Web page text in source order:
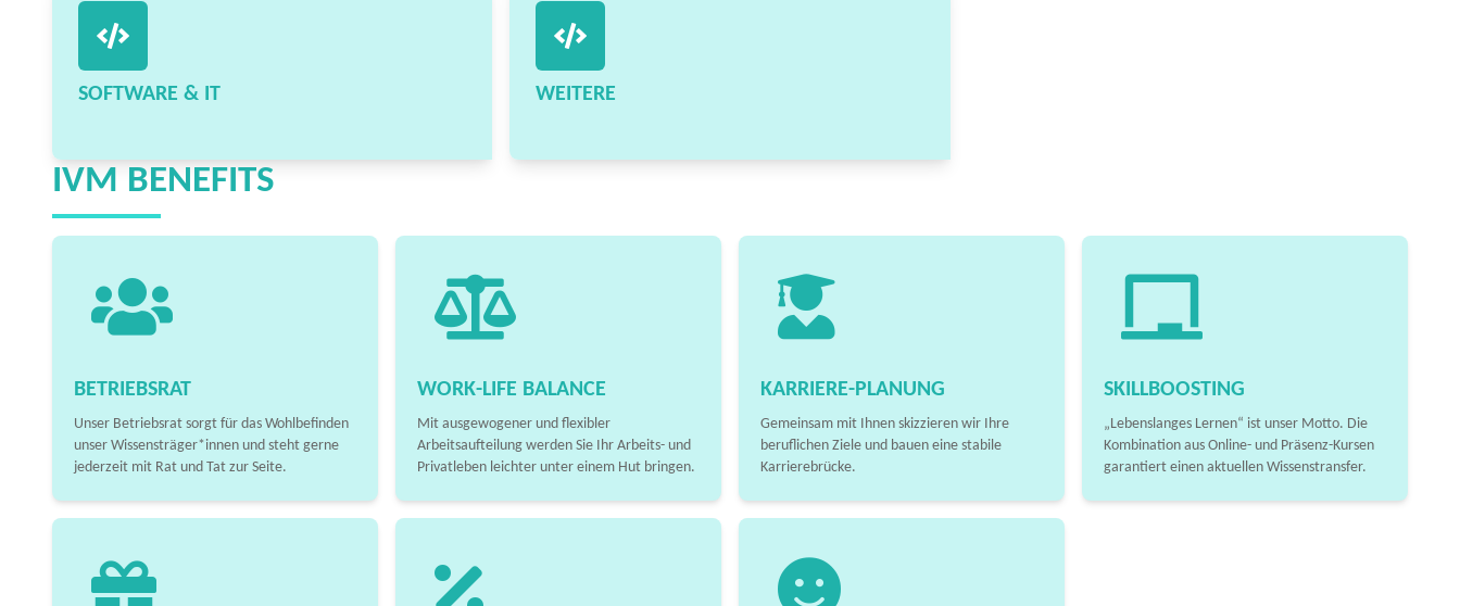
SOFTWARE & IT WEITERE
IVM BENEFITS
BETRIEBSRAT
Unser Betriebsrat sorgt für das Wohlbefinden
unser Wissensträger*innen und steht gerne
jederzeit mit Rat und Tat zur Seite.
WORK-LIFE BALANCE
Mit ausgewogener und flexibler
Arbeitsaufteilung werden Sie Ihr Arbeits- und
Privatleben leichter unter einem Hut bringen.
KARRIERE-PLANUNG
Gemeinsam mit Ihnen skizzieren wir Ihre
beruflichen Ziele und bauen eine stabile
Karrierebrücke.
SKILLBOOSTING
„Lebenslanges Lernen“ ist unser Motto. Die
Kombination aus Online- und Präsenz-Kursen
garantiert einen aktuellen Wissenstransfer.